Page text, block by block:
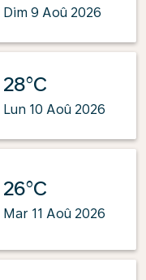
Dim 9 Aoû 2026
28°C
Lun 10 Aoû 2026
26°C
Mar 11 Aoû 2026